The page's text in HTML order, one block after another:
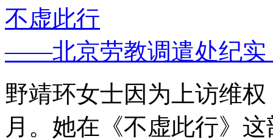
不虚此行
——北京劳教调遣处纪实
野靖环女士因为上访维
月。她在《不虚此行》